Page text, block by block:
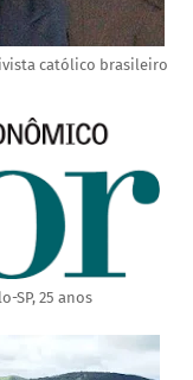
católico brasileiro
SP, 25 anos